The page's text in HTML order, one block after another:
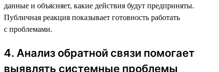
данные и объясняет, какие действия будут предприняты.
Публичная реакция показывает готовность работать
с проблемами.
4. Анализ обратной связи помогает
выявлять системные проблемы